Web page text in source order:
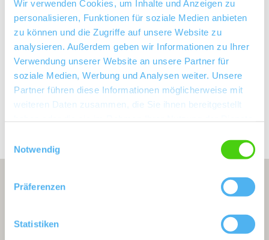
Wir verwenden Cookies, um Inhalte und Anzeigen zu
personalisieren, Funktionen für soziale Medien anbieten
zu können und die Zugriffe auf unsere Website zu
analysieren. Außerdem geben wir Informationen zu Ihrer
Verwendung unserer Website an unsere Partner für
soziale Medien, Werbung und Analysen weiter. Unsere
Partner führen diese Informationen möglicherweise mit
weiteren Daten zusammen, die Sie ihnen bereitgestellt
Notwendig
Präferenzen
Statistiken
KALKSTEIN/RENDZINA
LÖSS/PARARENDZINA
Erkunden Sie die Umgebung